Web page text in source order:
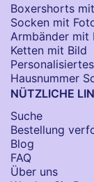
Boxershorts
Socken​ mit
Armbänder mit
Ketten mit Bild
Hausnummer
NÜTZLICHE
Suche
Bestellung
Blog
FAQ
Über uns